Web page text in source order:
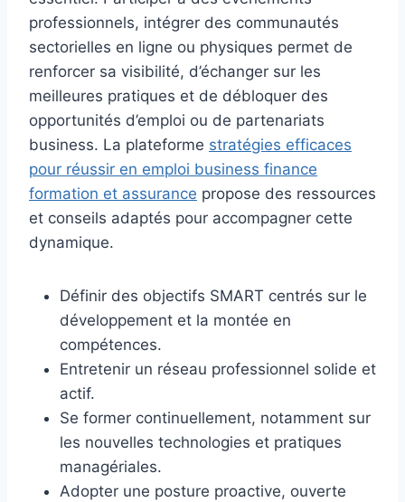
professionnels, intégrer des communautés
sectorielles en ligne ou physiques permet de
renforcer sa visibilité, d’échanger sur les
meilleures pratiques et de débloquer des
opportunités d’emploi ou de partenariats
business. La plateforme stratégies efficaces
pour réussir en emploi business finance
formation et assurance propose des ressources
et conseils adaptés pour accompagner cette
dynamique.
Définir des objectifs SMART centrés sur le
développement et la montée en
compétences.
Entretenir un réseau professionnel solide et
actif.
Se former continuellement, notamment sur
les nouvelles technologies et pratiques
managériales.
Adopter une posture proactive, ouverte